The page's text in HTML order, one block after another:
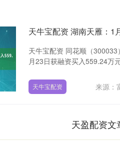
天牛宝配资 湖南天雁：1
天牛宝配资 同花顺（
月23日获融资买入559.24万
天牛宝配资 来源：
天盈配资文